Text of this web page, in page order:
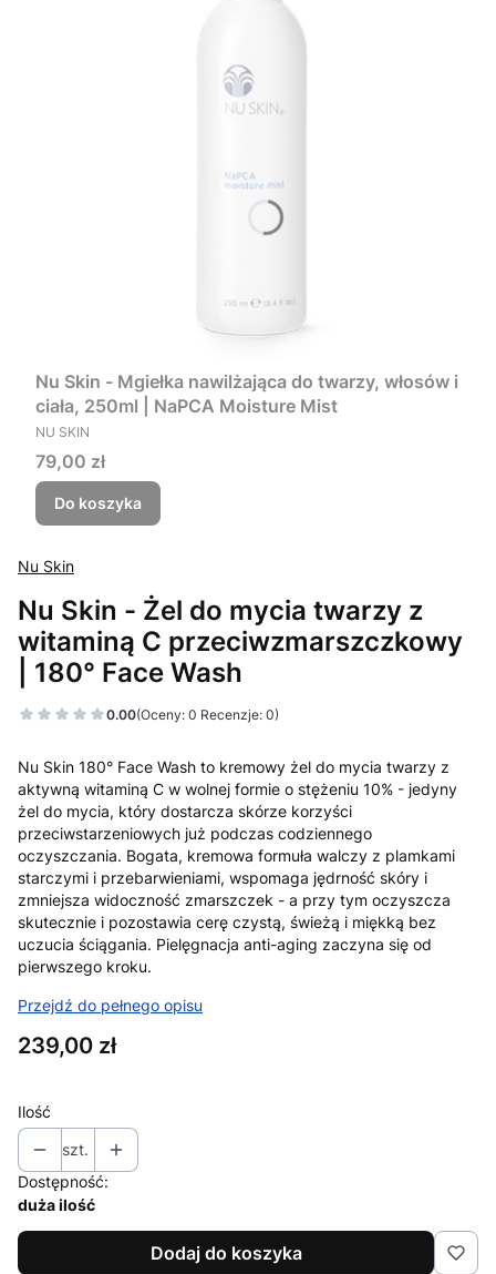
Nu Skin - Mgiełka nawilżająca do twarzy, włosów i
ciała, 250ml | NaPCA Moisture Mist
PRODUCENT
NU SKIN
Cena
79,00 zł
Do koszyka
Nu Skin
Nu Skin - Żel do mycia twarzy z
witaminą C przeciwzmarszczkowy
| 180° Face Wash
0.00(Oceny: 0 Recenzje: 0)
Nu Skin 180° Face Wash to kremowy żel do mycia twarzy z
aktywną witaminą C w wolnej formie o stężeniu 10% - jedyny
żel do mycia, który dostarcza skórze korzyści
przeciwstarzeniowych już podczas codziennego
oczyszczania. Bogata, kremowa formuła walczy z plamkami
starczymi i przebarwieniami, wspomaga jędrność skóry i
zmniejsza widoczność zmarszczek - a przy tym oczyszcza
skutecznie i pozostawia cerę czystą, świeżą i miękką bez
uczucia ściągania. Pielęgnacja anti-aging zaczyna się od
pierwszego kroku.
Przejdź do pełnego opisu
Cena
239,00 zł
Ilość
szt.
Dostępność:
duża ilość
Dodaj do koszyka